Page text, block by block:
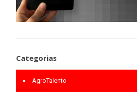
Categorias
AgroTalento